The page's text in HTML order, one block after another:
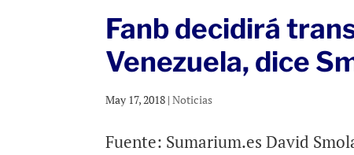
Fanb decidirá
Venezuela, dice
May 17, 2018 |Noticias
Fuente: Sumarium.es David